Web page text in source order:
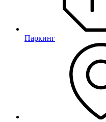
Паркинг